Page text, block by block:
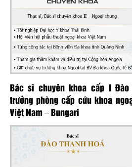
Bác sĩ chuyên khoa cấp I Đào
trưởng phòng cấp cứu khoa
Việt Nam – Bungari